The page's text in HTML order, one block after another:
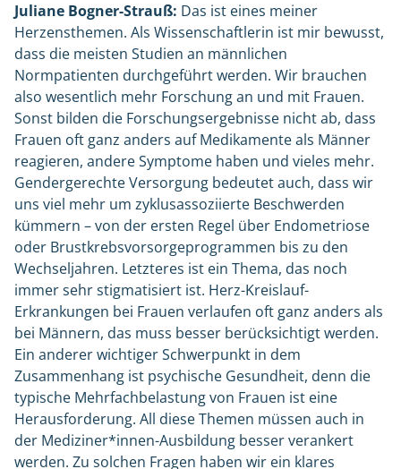
Juliane Bogner-Strauß: Das ist eines meiner
Herzensthemen. Als Wissenschaftlerin ist mir bewusst,
dass die meisten Studien an männlichen
Normpatienten durchgeführt werden. Wir brauchen
also wesentlich mehr Forschung an und mit Frauen.
Sonst bilden die Forschungsergebnisse nicht ab, dass
Frauen oft ganz anders auf Medikamente als Männer
reagieren, andere Symptome haben und vieles mehr.
Gendergerechte Versorgung bedeutet auch, dass wir
uns viel mehr um zyklusassoziierte Beschwerden
kümmern – von der ersten Regel über Endometriose
oder Brustkrebsvorsorgeprogrammen bis zu den
Wechseljahren. Letzteres ist ein Thema, das noch
immer sehr stigmatisiert ist. Herz-Kreislauf-
Erkrankungen bei Frauen verlaufen oft ganz anders als
bei Männern, das muss besser berücksichtigt werden.
Ein anderer wichtiger Schwerpunkt in dem
Zusammenhang ist psychische Gesundheit, denn die
typische Mehrfachbelastung von Frauen ist eine
Herausforderung. All diese Themen müssen auch in
der Mediziner*innen-Ausbildung besser verankert
werden. Zu solchen Fragen haben wir ein klares